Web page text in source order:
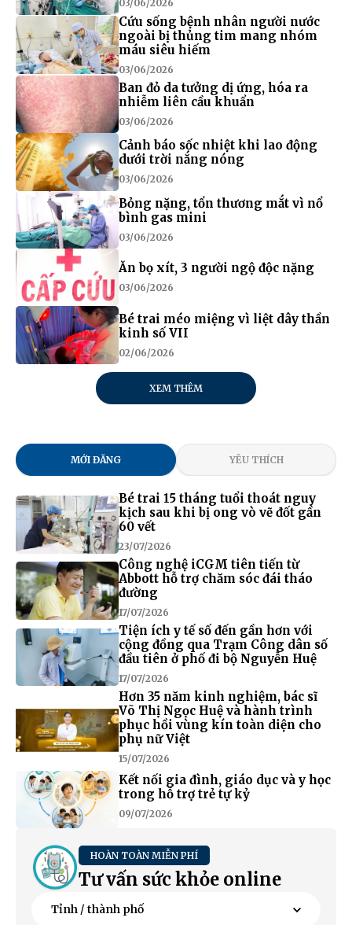
03/06/2026
Cứu sống bệnh nhân người nước
ngoài bị thủng tim mang nhóm
máu siêu hiếm
03/06/2026
Ban đỏ da tưởng dị ứng, hóa ra
nhiễm liên cầu khuẩn
03/06/2026
Cảnh báo sốc nhiệt khi lao động
dưới trời nắng nóng
03/06/2026
Bỏng nặng, tổn thương mắt vì nổ
bình gas mini
03/06/2026
Ăn bọ xít, 3 người ngộ độc nặng
03/06/2026
Bé trai méo miệng vì liệt dây thần
kinh số VII
02/06/2026
XEM THÊM
MỚI ĐĂNG YÊU THÍCH
Bé trai 15 tháng tuổi thoát nguy
kịch sau khi bị ong vò vẽ đốt gần
60 vết
23/07/2026
Công nghệ iCGM tiên tiến từ
Abbott hỗ trợ chăm sóc đái tháo
đường
17/07/2026
Tiện ích y tế số đến gần hơn với
cộng đồng qua Trạm Công dân số
đầu tiên ở phố đi bộ Nguyễn Huệ
17/07/2026
Hơn 35 năm kinh nghiệm, bác sĩ
Võ Thị Ngọc Huệ và hành trình
phục hồi vùng kín toàn diện cho
phụ nữ Việt
15/07/2026
Kết nối gia đình, giáo dục và y học
trong hỗ trợ trẻ tự kỷ
09/07/2026
HOÀN TOÀN MIỄN PHÍ
Tư vấn sức khỏe online